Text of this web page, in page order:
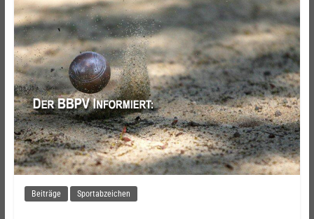
Beiträge Sportabzeichen